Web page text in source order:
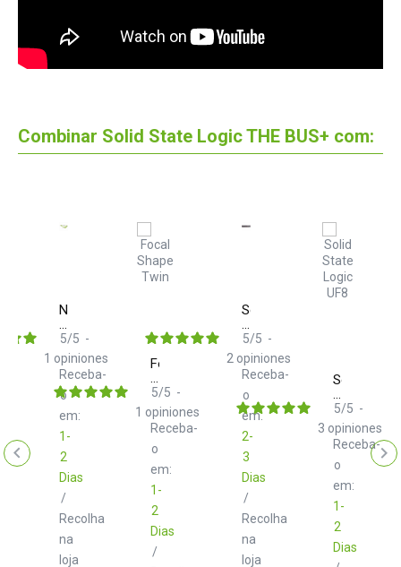
Combinar Solid State Logic THE BUS+ com:
Neo
d+
TRS
Class
B
2.0
m
Receba-
o
em:
1-
2
Dias
/
Recolha
na
loja
5/5 -
1 opiniones
Focal
Shape
Twin
Receba-
o
em:
1-
2
Dias
/
5/5 -
1 opiniones
Solid
State
Logic
Fusion
Receba-
o
em:
2-
3
Dias
/
Recolha
na
loja
5/5 -
2 opiniones
Solid
State
Logic
UF8
Receba-
o
em:
1-
2
Dias
5/5 -
3 opiniones